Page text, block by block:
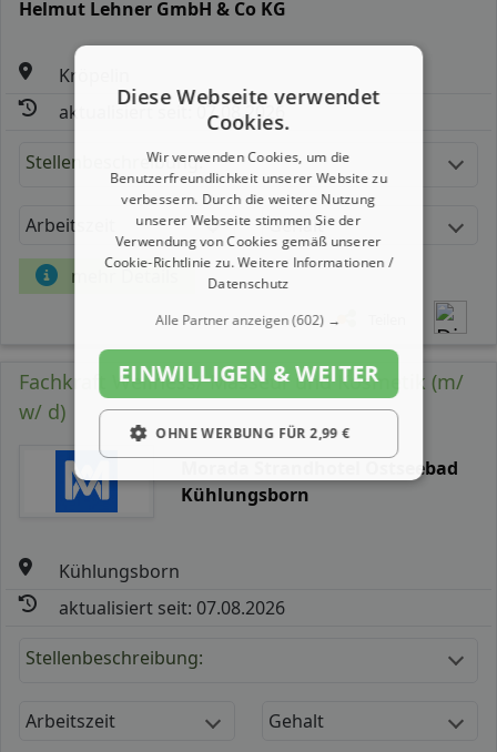
Helmut Lehner GmbH & Co KG
Kröpelin
aktualisiert seit: 07.08.2026
Stellenbeschreibung:
Arbeitszeit Gehalt
mehr Details
Fachkraft Wellness/ Masseur und Kosmetik (m/
w/ d)
Morada Strandhotel Ostseebad
Kühlungsborn
Kühlungsborn
aktualisiert seit: 07.08.2026
Stellenbeschreibung:
Arbeitszeit Gehalt
Diese Webseite verwendet
Cookies.
Wir verwenden Cookies, um die
Benutzerfreundlichkeit unserer Website zu
verbessern. Durch die weitere Nutzung
unserer Webseite stimmen Sie der
Verwendung von Cookies gemäß unserer
Cookie-Richtlinie zu.Weitere Informationen /
Datenschutz
Alle Partner anzeigen(602) →
EINWILLIGEN & WEITER
OHNE WERBUNG FÜR 2,99 €